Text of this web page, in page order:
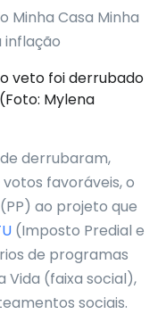
Minha Casa Minha
inflação
veto foi derrubado
Mylena
derrubaram,
favoráveis, o
ao projeto que
(Imposto Predial e
de programas
Vida (faixa social),
sociais.